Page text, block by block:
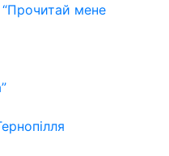
“Прочитай мене